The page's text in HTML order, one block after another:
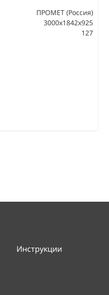
ПРОМЕТ (Россия)
3000x1842x925
127
Инструкции